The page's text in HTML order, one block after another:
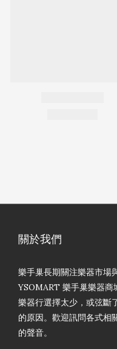
關於我們
樂手巢長期關注樂器市場
YSOMART 樂手巢樂器
樂器行選擇太少，或弦斷
的原因。歡迎訊問各式相
的聲音。